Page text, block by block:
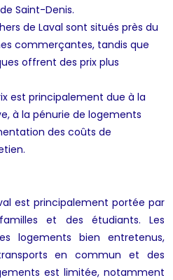
Saint-Denis.
de Laval sont situés près du
commerçantes, tandis que
offrent des prix plus
est principalement due à la
à la pénurie de logements
des coûts de
est principalement portée par
et des étudiants. Les
logements bien entretenus,
en commun et des
est limitée, notamment